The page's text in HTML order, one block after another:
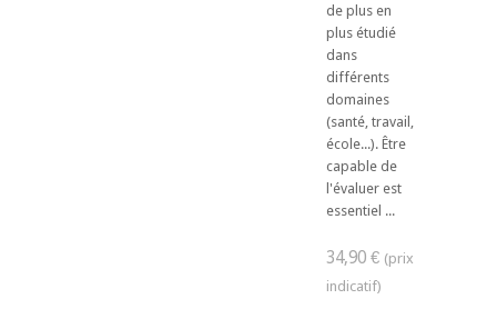
de plus en
plus étudié
dans
différents
domaines
(santé, travail,
école...). Être
capable de
l'évaluer est
essentiel ...
34,90 €